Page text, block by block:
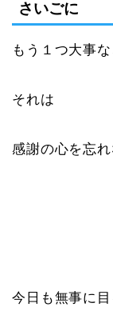
さいごに
もう１つ大事
それは
感謝の心を忘れ
今日も無事に